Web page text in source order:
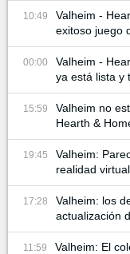
10:49
Valheim -
exitoso juego
00:00
Valheim -
ya está lista y
15:59
Valheim no
Hearth &
19:45
Valheim:
realidad virtual
17:28
Valheim: los
actualización
11:59
Valheim: El